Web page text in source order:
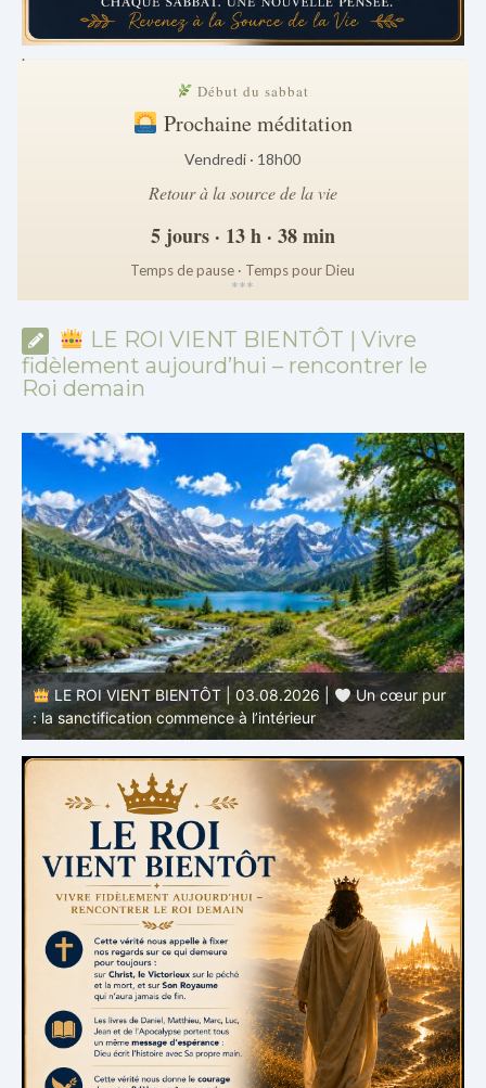
.
Début du sabbat
Prochaine méditation
Vendredi · 18h00
Retour à la source de la vie
5 jours · 13 h · 38 min
Temps de pause · Temps pour Dieu
***
LE ROI VIENT BIENTÔT | Vivre
fidèlement aujourd’hui – rencontrer le
Roi demain
LE ROI VIENT BIENTÔT | 02.08.2026 |
Devenir
semblable au Christ : Une transformation de l’intérieur